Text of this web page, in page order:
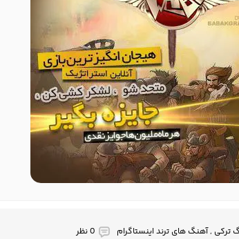
ترکی , آهنگ های ترند اینستاگرام 0 نظر